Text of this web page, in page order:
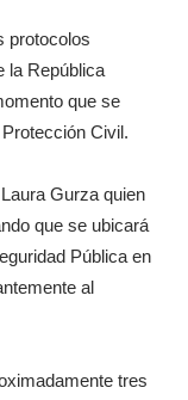
protocolos
la República
que se
Civil.
Gurza quien
que se ubicará
Pública en
al
tres